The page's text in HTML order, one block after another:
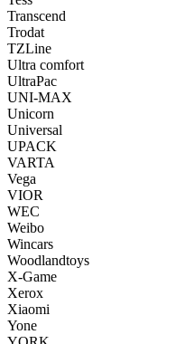
Transcend
Trodat
TZLine
Ultra comfort
UltraPac
UNI-MAX
Unicorn
Universal
UPACK
VARTA
Vega
VIOR
WEC
Weibo
Wincars
Woodlandtoys
X-Game
Xerox
Xiaomi
Yone